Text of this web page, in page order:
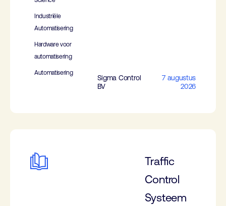
Industriële
Automatisering
Hardware voor
automatisering
Automatisering
Sigma Control
BV
7 augustus
2026
Traffic
Control
Systeem